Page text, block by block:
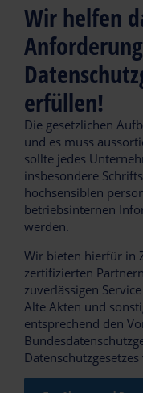
Wir helfen
erfüllen!
Die gesetzlichen
und es muss
sollte jedes
insbesondere
hochsensiblen
betriebsinternen
werden.
Wir bieten hierfür in
zertifizierten
zuverlässigen
Alte Akten und
entsprechend den